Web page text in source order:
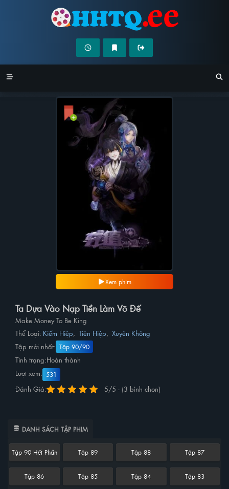
Xem phim
Ta Dựa Vào Nạp Tiền Làm Võ Đế
Make Money To Be King
Thể Loại: Kiếm Hiệp, Tiên Hiệp, Xuyên Không
Tập mới nhất: Tập 90/90
Tình trạng:Hoàn thành
Lượt xem: 531
Đánh Giá: 5/5 - (3 bình chọn)
DANH SÁCH TẬP PHIM
Tập 90 Hết Phần Tập 89 Tập 88 Tập 87
Tập 86 Tập 85 Tập 84 Tập 83